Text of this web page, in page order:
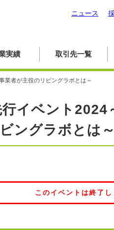
ニュース
実績 取引先一覧
業者が主役のリビングラボとは～
イベント2024
ングラボとは
このイベントは終了